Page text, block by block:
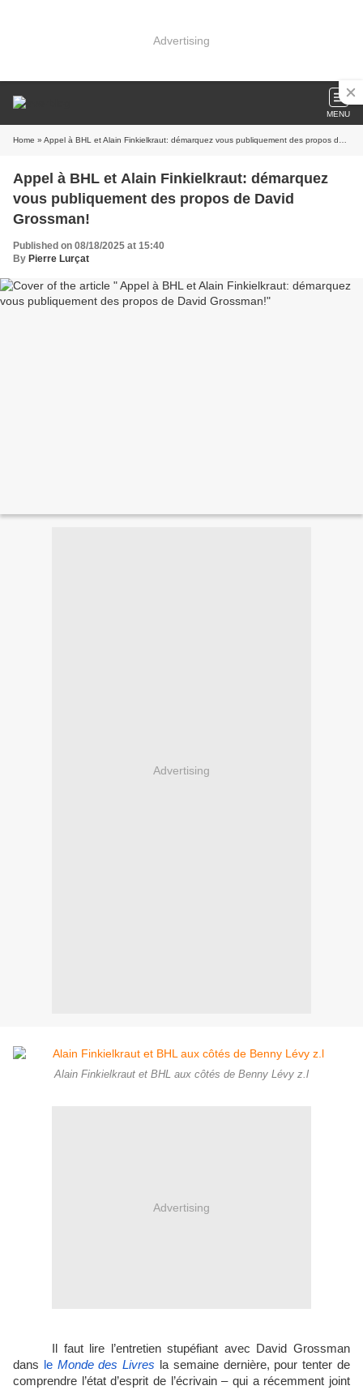
Advertising
MENU
Home » Appel à BHL et Alain Finkielkraut: démarquez vous publiquement des propos de David Grossman!
Appel à BHL et Alain Finkielkraut: démarquez
vous publiquement des propos de David
Grossman!
Published on 08/18/2025 at 15:40
By Pierre Lurçat
Advertising
Alain Finkielkraut et BHL aux côtés de Benny Lévy z.l
Advertising
Il faut lire l’entretien stupéfiant avec David Grossman
dans
le Monde des Livres la semaine dernière, pour tenter de
comprendre l’état d’esprit de l’écrivain – qui a récemment joint